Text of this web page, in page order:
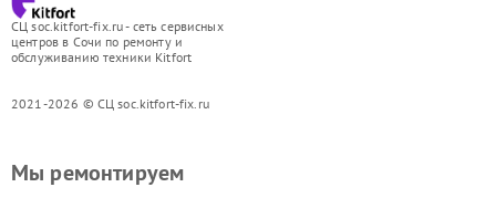
СЦ soc.kitfort-fix.ru - сеть сервисных
центров в Сочи по ремонту и
обслуживанию техники Kitfort
2021-2026 © СЦ soc.kitfort-fix.ru
Мы ремонтируем